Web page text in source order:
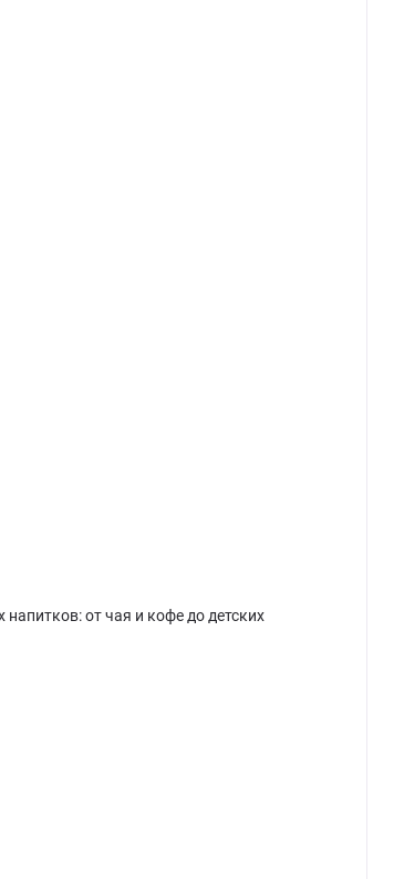
от чая и кофе до детских